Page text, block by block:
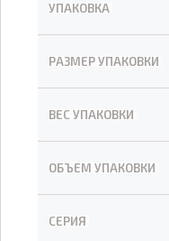
УПАКОВКА
РАЗМЕР УПАКОВКИ
ВЕС УПАКОВКИ
ОБЪЕМ УПАКОВКИ
СЕРИЯ